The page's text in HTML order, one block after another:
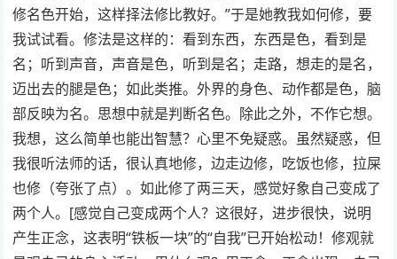
修名色开始，这样择法修比教好。”于是她教我如何修，要
我试试看。修法是这样的：看到东西，东西是色，看到是
名；听到声音，声音是色，听到是名；走路，想走的是名，
迈出去的腿是色；如此类推。外界的身色、动作都是色，脑
部反映为名。思想中就是判断名色。除此之外，不作它想。
我想，这么简单也能出智慧？心里不免疑惑。虽然疑惑，但
我很听法师的话，很认真地修，边走边修，吃饭也修，拉屎
也修（夸张了点）。如此修了两三天，感觉好象自己变成了
两个人。[感觉自己变成两个人？这很好，进步很快，说明
产生正念，这表明“铁板一块”的“自我”已开始松动！修观就